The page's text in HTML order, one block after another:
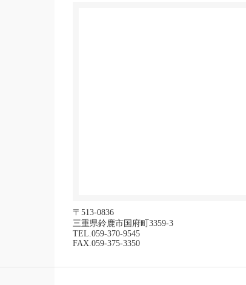
〒513-0836
三重県鈴鹿市国府町3359-3
TEL.059-370-9545
FAX.059-375-3350